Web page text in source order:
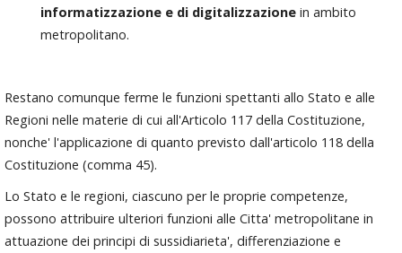
informatizzazione e di digitalizzazione in ambito
metropolitano.
Restano comunque ferme le funzioni spettanti allo Stato e alle
Regioni nelle materie di cui all'Articolo 117 della Costituzione,
nonche' l'applicazione di quanto previsto dall'articolo 118 della
Costituzione (comma 45).
Lo Stato e le regioni, ciascuno per le proprie competenze,
possono attribuire ulteriori funzioni alle Citta' metropolitane in
attuazione dei principi di sussidiarieta', differenziazione e